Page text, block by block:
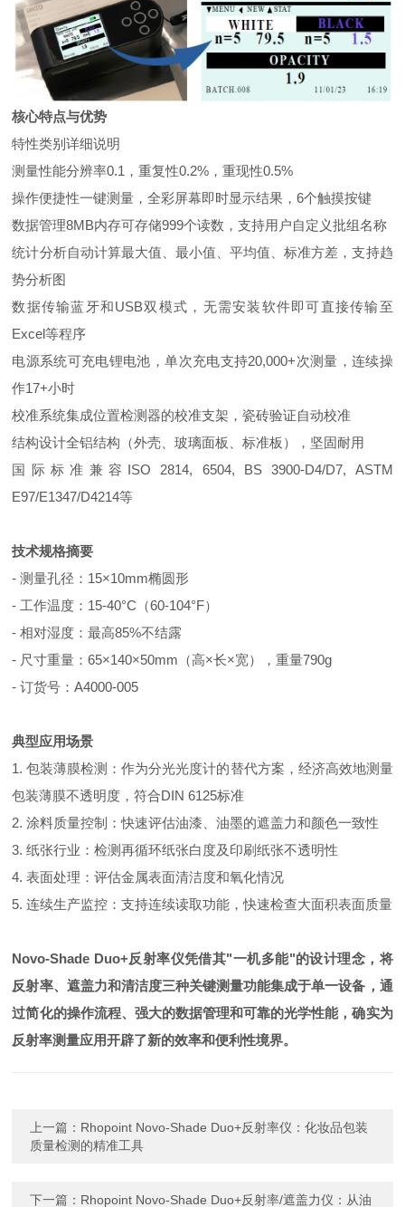
核心特点与优势
特性类别详细说明
测量性能分辨率0.1，重复性0.2%，重现性0.5%
操作便捷性一键测量，全彩屏幕即时显示结果，6个触摸按键
数据管理8MB内存可存储999个读数，支持用户自定义批组名称
统计分析自动计算最大值、最小值、平均值、标准方差，支持趋
势分析图
数据传输蓝牙和USB双模式，无需安装软件即可直接传输至
Excel等程序
电源系统可充电锂电池，单次充电支持20,000+次测量，连续操
作17+小时
校准系统集成位置检测器的校准支架，瓷砖验证自动校准
结构设计全铝结构（外壳、玻璃面板、标准板），坚固耐用
国际标准 兼容ISO 2814, 6504, BS 3900-D4/D7, ASTM
E97/E1347/D4214等
技术规格摘要
- 测量孔径：15×10mm椭圆形
- 工作温度：15-40°C（60-104°F）
- 相对湿度：最高85%不结露
- 尺寸重量：65×140×50mm（高×长×宽），重量790g
- 订货号：A4000-005
典型应用场景
1. 包装薄膜检测：作为分光光度计的替代方案，经济高效地测量
包装薄膜不透明度，符合DIN 6125标准
2. 涂料质量控制：快速评估油漆、油墨的遮盖力和颜色一致性
3. 纸张行业：检测再循环纸张白度及印刷纸张不透明性
4. 表面处理：评估金属表面清洁度和氧化情况
5. 连续生产监控：支持连续读取功能，快速检查大面积表面质量
Novo-Shade Duo+反射率仪凭借其"一机多能"的设计理念，将
反射率、遮盖力和清洁度三种关键测量功能集成于单一设备，通
过简化的操作流程、强大的数据管理和可靠的光学性能，确实为
反射率测量应用开辟了新的效率和便利性境界。
上一篇： Rhopoint Novo-Shade Duo+反射率仪：化妆品包装
质量检测的精准工具
下一篇： Rhopoint Novo-Shade Duo+反射率/遮盖力仪：从油